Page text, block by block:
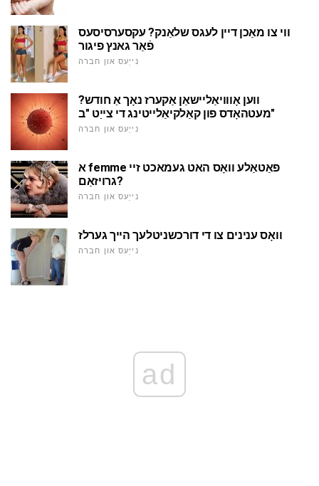
ווי צו מאַכן דיין לעגס שלאַנק? עקסערסיסעס
פֿאַר גאנץ פיגור
נייַעס און חברה
ווען אָווויאַליישאַן אַקערז נאָך אַ חודש?
מעטהאָדס פון קאַלקיאַלייטינג די צייַט "ב"
נייַעס און חברה
א femme פאַטאַלע וואָס האט געמאכט זיי
גרויזאַם?
נייַעס און חברה
וואָס ענינים צו די דורכשניטלעך הייך גערלז
נייַעס און חברה
ad